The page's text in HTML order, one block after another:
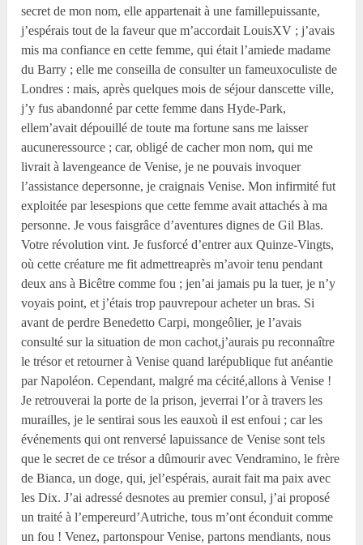
secret de mon nom, elle appartenait à une famillepuissante,
j’espérais tout de la faveur que m’accordait LouisXV ; j’avais
mis ma confiance en cette femme, qui était l’amiede madame
du Barry ; elle me conseilla de consulter un fameuxoculiste de
Londres : mais, après quelques mois de séjour danscette ville,
j’y fus abandonné par cette femme dans Hyde-Park,
ellem’avait dépouillé de toute ma fortune sans me laisser
aucuneressource ; car, obligé de cacher mon nom, qui me
livrait à lavengeance de Venise, je ne pouvais invoquer
l’assistance depersonne, je craignais Venise. Mon infirmité fut
exploitée par lesespions que cette femme avait attachés à ma
personne. Je vous faisgrâce d’aventures dignes de Gil Blas.
Votre révolution vint. Je fusforcé d’entrer aux Quinze-Vingts,
où cette créature me fit admettreaprès m’avoir tenu pendant
deux ans à Bicêtre comme fou ; jen’ai jamais pu la tuer, je n’y
voyais point, et j’étais trop pauvrepour acheter un bras. Si
avant de perdre Benedetto Carpi, mongeôlier, je l’avais
consulté sur la situation de mon cachot,j’aurais pu reconnaître
le trésor et retourner à Venise quand larépublique fut anéantie
par Napoléon. Cependant, malgré ma cécité,allons à Venise !
Je retrouverai la porte de la prison, jeverrai l’or à travers les
murailles, je le sentirai sous les eauxoù il est enfoui ; car les
événements qui ont renversé lapuissance de Venise sont tels
que le secret de ce trésor a dûmourir avec Vendramino, le frère
de Bianca, un doge, qui, jel’espérais, aurait fait ma paix avec
les Dix. J’ai adressé desnotes au premier consul, j’ai proposé
un traité à l’empereurd’Autriche, tous m’ont éconduit comme
un fou ! Venez, partonspour Venise, partons mendiants, nous